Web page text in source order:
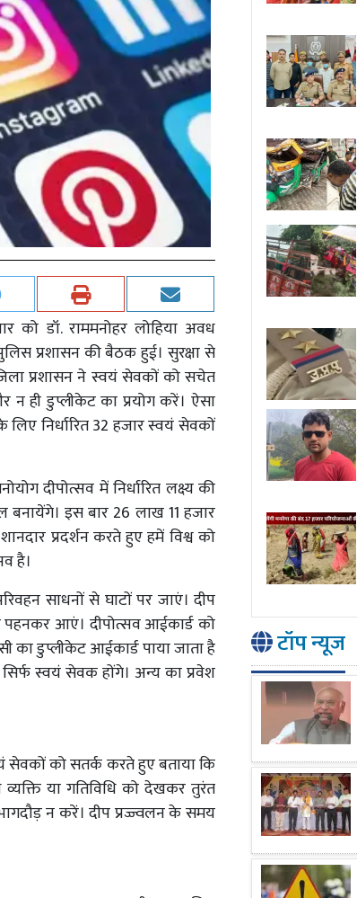
को डॉ. राममनोहर लोहिया अवध
प्रशासन की बैठक हुई। सुरक्षा से
प्रशासन ने स्वयं सेवकों को सचेत
ही डुप्लीकेट का प्रयोग करें। ऐसा
निर्धारित 32 हजार स्वयं सेवकों
दीपोत्सव में निर्धारित लक्ष्य की
बनायेंगे। इस बार 26 लाख 11 हजार
प्रदर्शन करते हुए हमें विश्व को
है।
साधनों से घाटों पर जाएं। दीप
आएं। दीपोत्सव आईकार्ड को
डुप्लीकेट आईकार्ड पाया जाता है
स्वयं सेवक होंगे। अन्य का प्रवेश
सेवकों को सतर्क करते हुए बताया कि
या गतिविधि को देखकर तुरंत
न करें। दीप प्रज्ज्वलन के समय
टॉप न्यूज